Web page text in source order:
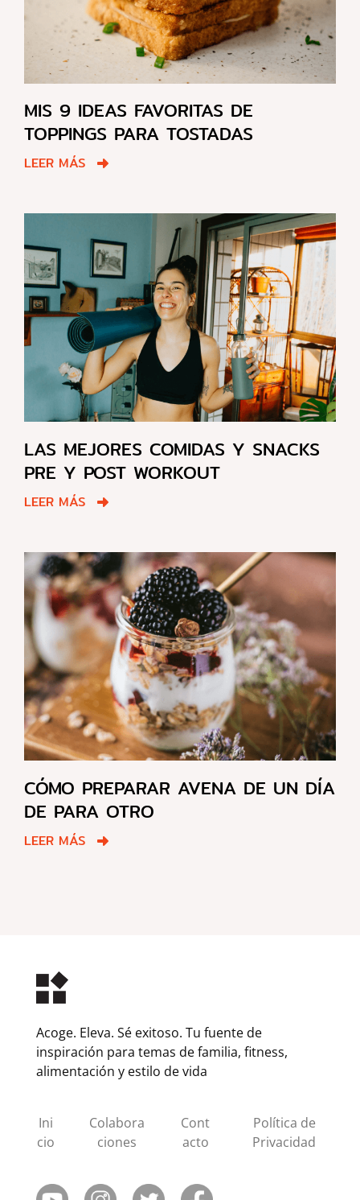
MIS 9 IDEAS FAVORITAS DE
TOPPINGS PARA TOSTADAS
LEER MÁS
LAS MEJORES COMIDAS Y SNACKS
PRE Y POST WORKOUT
LEER MÁS
CÓMO PREPARAR AVENA DE UN DÍA
DE PARA OTRO
LEER MÁS
Acoge. Eleva. Sé exitoso. Tu fuente de
inspiración para temas de familia, fitness,
alimentación y estilo de vida
Ini
cio
Colabora
ciones
Cont
acto
Política de
Privacidad